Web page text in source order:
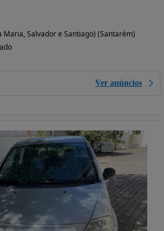
Maria, Salvador e Santiago) (Santarém)
Ver anúncios